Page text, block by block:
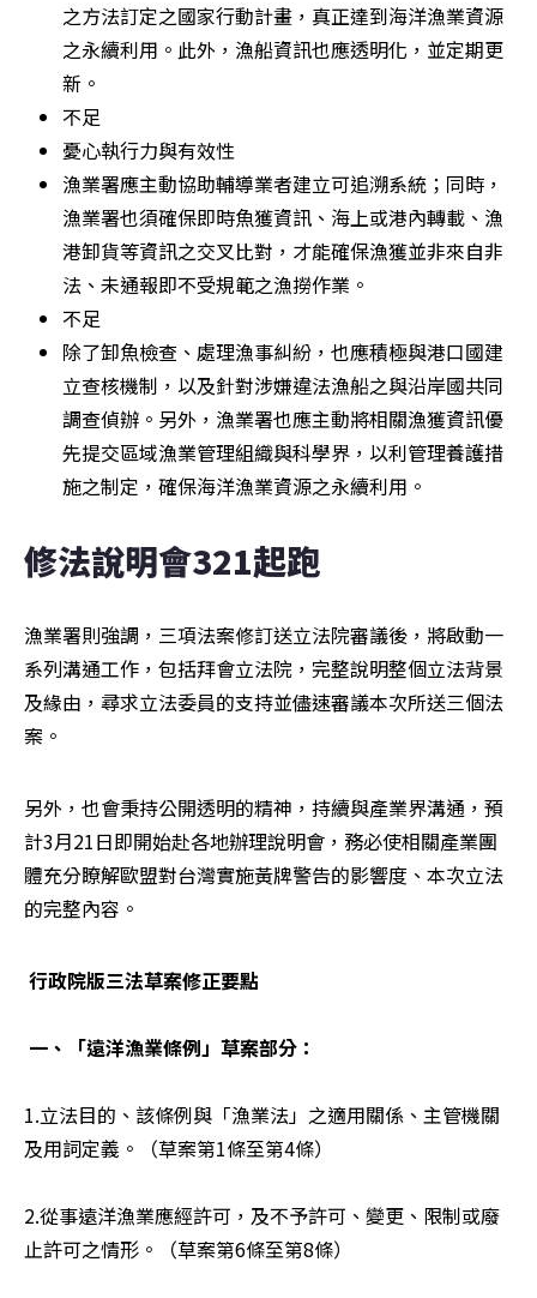
之方法訂定之國家行動計畫，真正達到海洋漁業資源
之永續利用。此外，漁船資訊也應透明化，並定期更
新。
不足
憂心執行力與有效性
漁業署應主動協助輔導業者建立可追溯系統；同時，
漁業署也須確保即時魚獲資訊、海上或港內轉載、漁
港卸貨等資訊之交叉比對，才能確保漁獲並非來自非
法、未通報即不受規範之漁撈作業。
不足
除了卸魚檢查、處理漁事糾紛，也應積極與港口國建
立查核機制，以及針對涉嫌違法漁船之與沿岸國共同
調查偵辦。另外，漁業署也應主動將相關漁獲資訊優
先提交區域漁業管理組織與科學界，以利管理養護措
施之制定，確保海洋漁業資源之永續利用。
修法說明會321起跑
漁業署則強調，三項法案修訂送立法院審議後，將啟動一
系列溝通工作，包括拜會立法院，完整說明整個立法背景
及緣由，尋求立法委員的支持並儘速審議本次所送三個法
案。
另外，也會秉持公開透明的精神，持續與產業界溝通，預
計3月21日即開始赴各地辦理說明會，務必使相關產業團
體充分瞭解歐盟對台灣實施黃牌警告的影響度、本次立法
的完整內容。
行政院版三法草案修正要點
一、「遠洋漁業條例」草案部分：
1.立法目的、該條例與「漁業法」之適用關係、主管機關
及用詞定義。（草案第1條至第4條）
2.從事遠洋漁業應經許可，及不予許可、變更、限制或廢
止許可之情形。（草案第6條至第8條）